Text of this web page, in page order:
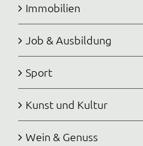
Immobilien
Job & Ausbildung
Sport
Kunst und Kultur
Wein & Genuss